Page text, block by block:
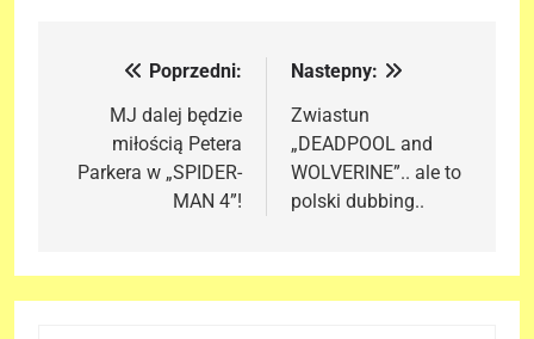
Nawigacja
wpisu
Poprzedni:
MJ dalej będzie
miłością Petera
Parkera w „SPIDER-
MAN 4”!
Nastepny:
Zwiastun
„DEADPOOL and
WOLVERINE”.. ale to
polski dubbing..